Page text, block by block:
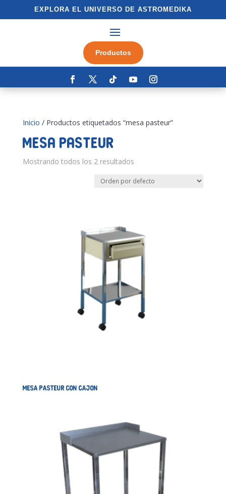
EXPLORA EL UNIVERSO DE ASTROMEDIKA
Productos
Inicio / Productos etiquetados “mesa pasteur”
mesa pasteur
Mostrando todos los 2 resultados
MESA PASTEUR CON CAJON